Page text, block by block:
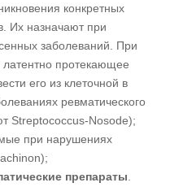
конкретных
Их назначают при
заболеваний. При
протекающее
его из клеточной в
ревматического
Streptococcus-Nosode);
при нарушениях
препараты